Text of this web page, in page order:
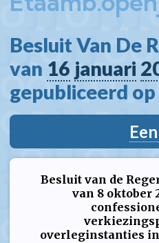
Besluit Van De
van 16 januari
gepubliceerd op
Besluit van de
van 8 oktober
overleginstanties